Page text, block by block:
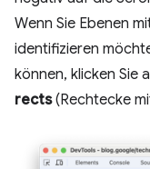
Wenn Sie Ebenen
identifizieren
können, klicken Sie
rects(Rechtecke